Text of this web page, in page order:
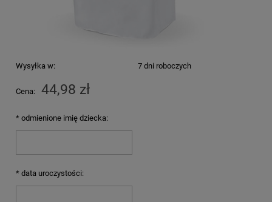
Wysyłka w: 7 dni roboczych
Cena: 44,98 zł
* odmienione imię dziecka:
* data uroczystości: